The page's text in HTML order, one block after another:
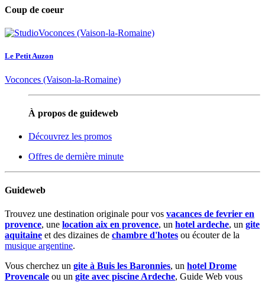
Coup de coeur
Le Petit Auzon
Voconces (Vaison-la-Romaine)
À propos de guideweb
Découvrez les promos
Offres de dernière minute
Guideweb
Trouvez une destination originale pour vos vacances de fevrier en
provence, une location aix en provence, un hotel ardeche, un gite
aquitaine et des dizaines de chambre d'hotes ou écouter de la
musique argentine.
Vous cherchez un gite à Buis les Baronnies, un hotel Drome
Provencale ou un gite avec piscine Ardeche, Guide Web vous